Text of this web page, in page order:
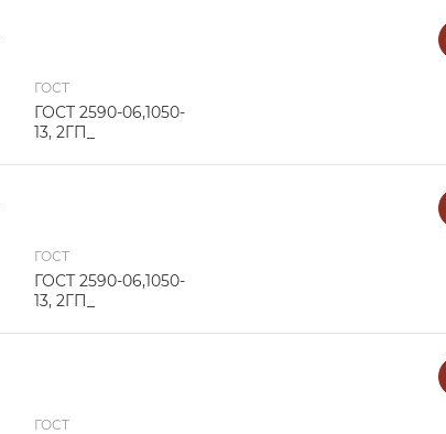
ГОСТ
ГОСТ 2590-06,1050-
13, 2ГП_
ГОСТ
ГОСТ 2590-06,1050-
13, 2ГП_
ГОСТ